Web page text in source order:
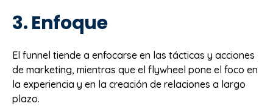
3. Enfoque
El funnel tiende a enfocarse en las tácticas y acciones
de marketing, mientras que el flywheel pone el foco en
la experiencia y en la creación de relaciones a largo
plazo.